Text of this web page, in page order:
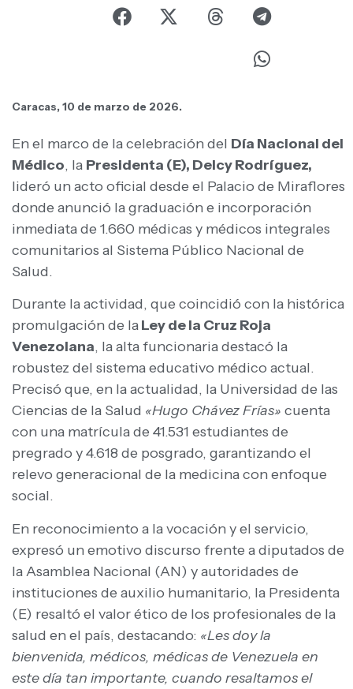
Caracas, 10 de marzo de 2026.
En el marco de la celebración del Día Nacional del
Médico, la Presidenta (E), Delcy Rodríguez,
lideró un acto oficial desde el Palacio de Miraflores
donde anunció la graduación e incorporación
inmediata de 1.660 médicas y médicos integrales
comunitarios al Sistema Público Nacional de
Salud.
Durante la actividad, que coincidió con la histórica
promulgación de laLey de la Cruz Roja
Venezolana, la alta funcionaria destacó la
robustez del sistema educativo médico actual.
Precisó que, en la actualidad, la Universidad de las
Ciencias de la Salud «Hugo Chávez Frías» cuenta
con una matrícula de 41.531 estudiantes de
pregrado y 4.618 de posgrado, garantizando el
relevo generacional de la medicina con enfoque
social.
En reconocimiento a la vocación y el servicio,
expresó un emotivo discurso frente a diputados de
la Asamblea Nacional (AN) y autoridades de
instituciones de auxilio humanitario, la Presidenta
(E) resaltó el valor ético de los profesionales de la
salud en el país, destacando: «Les doy la
bienvenida, médicos, médicas de Venezuela en
este día tan importante, cuando resaltamos el